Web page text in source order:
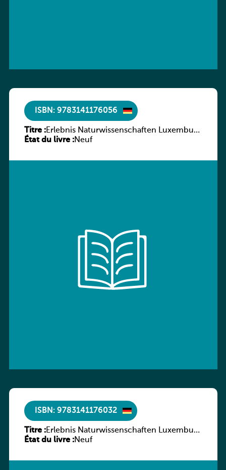
ISBN: 9783141176056
Titre :Erlebnis Naturwissenschaften Luxemburg
Band 2 AH
État du livre :Neuf
ISBN: 9783141176032
Titre :Erlebnis Naturwissenschaften Luxemburg
Band 2 SB
État du livre :Neuf